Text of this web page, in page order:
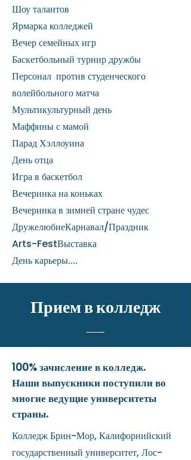
Шоу талантов
Ярмарка колледжей
Вечер семейных игр
Баскетбольный турнир дружбы
Персонал против студенческого
волейбольного матча
Мультикультурный день
Маффины с мамой
Парад Хэллоуина
День отца
Игра в баскетбол
Вечеринка на коньках
Вечеринка в зимней стране чудес
ДружелюбиеКарнавал/Праздник
Arts-FestВыставка
День карьеры....
Прием в колледж
100% зачисление в колледж.
Наши выпускники поступили во
многие ведущие университеты
страны.
Колледж Брин-Мор, Калифорнийский
государственный университет, Лос-